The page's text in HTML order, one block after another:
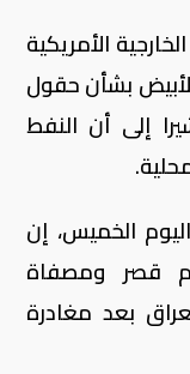
الأمريكية
بشأن حقول
إلى أن النفط
الخميس، إن
قصر ومصفاة
بعد مغادرة